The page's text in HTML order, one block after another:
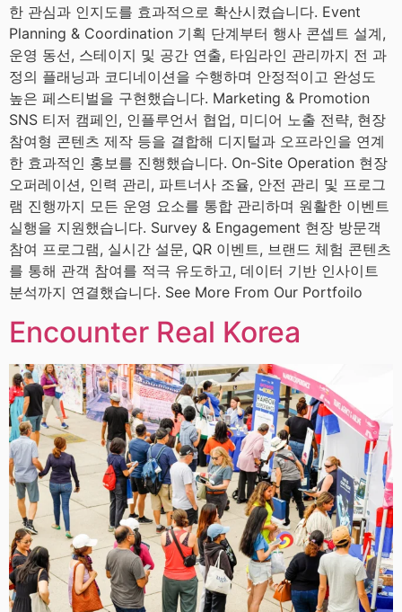
한 관심과 인지도를 효과적으로 확산시켰습니다. Event
Planning & Coordination 기획 단계부터 행사 콘셉트 설계,
운영 동선, 스테이지 및 공간 연출, 타임라인 관리까지 전 과
정의 플래닝과 코디네이션을 수행하며 안정적이고 완성도
높은 페스티벌을 구현했습니다. Marketing & Promotion
SNS 티저 캠페인, 인플루언서 협업, 미디어 노출 전략, 현장
참여형 콘텐츠 제작 등을 결합해 디지털과 오프라인을 연계
한 효과적인 홍보를 진행했습니다. On-Site Operation 현장
오퍼레이션, 인력 관리, 파트너사 조율, 안전 관리 및 프로그
램 진행까지 모든 운영 요소를 통합 관리하며 원활한 이벤트
실행을 지원했습니다. Survey & Engagement 현장 방문객
참여 프로그램, 실시간 설문, QR 이벤트, 브랜드 체험 콘텐츠
를 통해 관객 참여를 적극 유도하고, 데이터 기반 인사이트
분석까지 연결했습니다. See More From Our Portfoilo
Encounter Real Korea